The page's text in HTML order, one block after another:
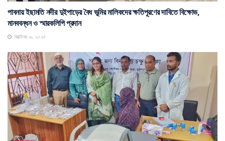
পাবনায় ইছামতি নদীর দুইপাড়ের বৈধ ভূমির মালিকদের ক্ষতিপূরণের দাবিতে বিক্ষোভ,
মানববন্ধন ও স্মারকলিপি প্রদান
অক্টোবর ৬, ২০২৫